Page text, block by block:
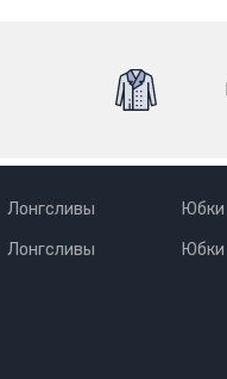
Лонгсливы
Лонгсливы
Юбки
Юбки